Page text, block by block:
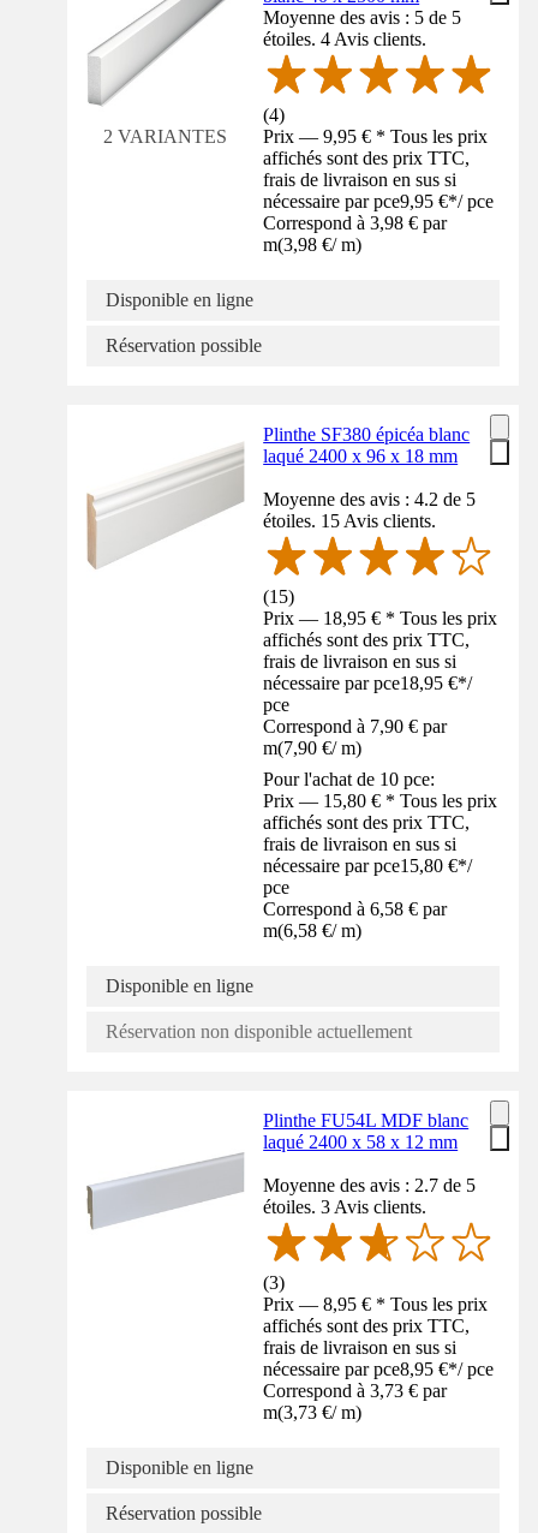
2 VARIANTES
Moyenne des avis : 5 de 5
étoiles. 4 Avis clients.
(4)
Prix — 9,95 € * Tous les prix
affichés sont des prix TTC,
frais de livraison en sus si
nécessaire par pce9,95 €*/ pce
Correspond à 3,98 € par
m(3,98 €/ m)
Disponible en ligne
Réservation possible
Plinthe SF380 épicéa blanc
laqué 2400 x 96 x 18 mm
Moyenne des avis : 4.2 de 5
étoiles. 15 Avis clients.
(15)
Prix — 18,95 € * Tous les prix
affichés sont des prix TTC,
frais de livraison en sus si
nécessaire par pce18,95 €*/
pce
Correspond à 7,90 € par
m(7,90 €/ m)
Pour l'achat de 10 pce:
Prix — 15,80 € * Tous les prix
affichés sont des prix TTC,
frais de livraison en sus si
nécessaire par pce15,80 €*/
pce
Correspond à 6,58 € par
m(6,58 €/ m)
Disponible en ligne
Réservation non disponible actuellement
Plinthe FU54L MDF blanc
laqué 2400 x 58 x 12 mm
Moyenne des avis : 2.7 de 5
étoiles. 3 Avis clients.
(3)
Prix — 8,95 € * Tous les prix
affichés sont des prix TTC,
frais de livraison en sus si
nécessaire par pce8,95 €*/ pce
Correspond à 3,73 € par
m(3,73 €/ m)
Disponible en ligne
Réservation possible